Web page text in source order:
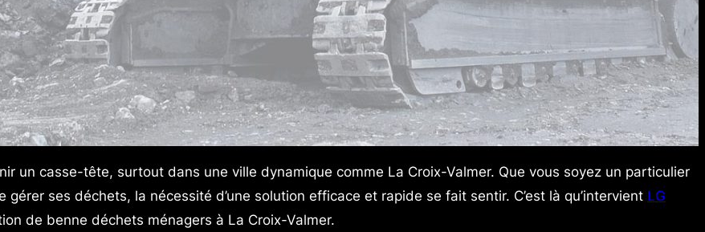
un casse-tête, surtout dans une ville dynamique comme La Croix-Valmer. Que vous soyez un particulier
ses déchets, la nécessité d’une solution efficace et rapide se fait sentir. C’est là qu’intervient LG
de benne déchets ménagers à La Croix-Valmer.